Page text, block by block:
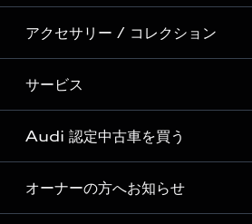
Audi Sport
Formula 1®
デジタルサービス
新車在庫検索
試乗車・展示車検索
見積り依頼
試乗予約
モデル一覧
特別仕様モデル / 限定モデル
e-tronラインアップ
価格シミュレーション
車両比較
アクセサリー / コレクション
純正アクセサリー
オンラインショップ
Audi collection
アウディナビアプリ
サービス
サービス入庫予約
サービスプログラム
メンテナンス
Audi 認定中古車を買う
Audi認定中古車
オーナーの方へお知らせ